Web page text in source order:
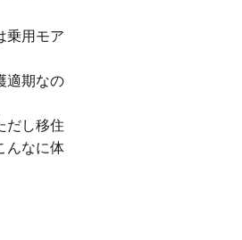
乗用モア
適期なの
だし移住
んなに体